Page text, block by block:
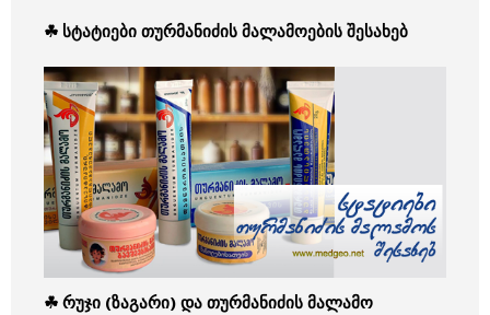
☘ სტატიები თურმანიძის მალამოების შესახებ
☘ რუჯი (ზაგარი) და თურმანიძის მალამო